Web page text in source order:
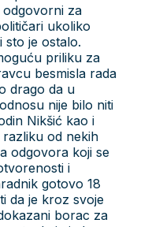
odgovorni za
ukoliko
sto je ostalo.
priliku za
besmisla rada
drago da u
nije bilo niti
Nikšić kao i
razliku od nekih
odgovora koji se
i
gotovo 18
da je kroz svoje
borac za